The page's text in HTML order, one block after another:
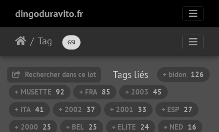
dingoduravito.fr
Tag GSI
Rechercher dans ce lot Tags liés + bidon 126
+ MUSETTE 92 + FRA 85 + 2003 45
+ ITA 41 + 2002 37 + 2001 33 + ESP 27
+ 2000 25 + BEL 25 + ELITE 24 + NED 16